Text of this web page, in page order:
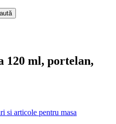
120 ml, portelan,
si articole pentru masa